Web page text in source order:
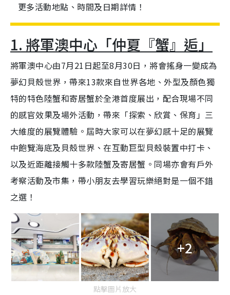
更多活動地點、時間及日期詳情！
1. 將軍澳中心「仲夏『蟹』逅」
將軍澳中心由7月21日起至8月30日，將會搖身一變成為
夢幻貝殼世界，帶來13款來自世界各地、外型及顏色獨
特的特色陸蟹和寄居蟹於全港首度展出，配合現場不同
的感官效果及場外活動，帶來「探索、欣賞、保育」三
大維度的展覽體驗。屆時大家可以在夢幻感十足的展覽
中飽覽海底及貝殼世界、在互動巨型貝殼裝置中打卡、
以及近距離接觸十多款陸蟹及寄居蟹。同場亦會有戶外
考察活動及市集，帶小朋友去學習玩樂絕對是一個不錯
之選！
+2
點擊圖片放大